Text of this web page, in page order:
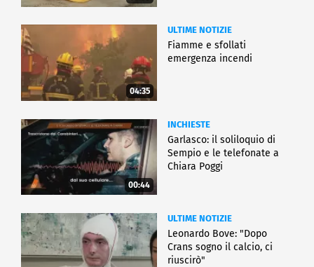
04:35
ULTIME NOTIZIE
Fiamme e sfollati
emergenza incendi
00:44
INCHIESTE
Garlasco: il soliloquio di
Sempio e le telefonate a
Chiara Poggi
ULTIME NOTIZIE
Leonardo Bove: "Dopo
Crans sogno il calcio, ci
riuscirò"